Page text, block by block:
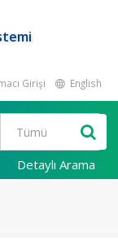
Girişi English
Detaylı Arama